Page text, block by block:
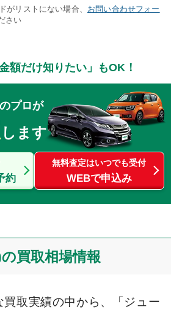
がリストにない場合、 お問い合わせフォー
さい
額だけ知りたい」もOK！
プロが
します
約
無料査定はいつでも受付
WEBで申込み
買取相場情報
買取実績の中から、「ジュー